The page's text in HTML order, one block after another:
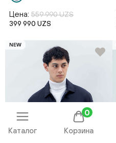
Цена: 559 990 UZS
399 990 UZS
NEW
Каталог Корзина
0